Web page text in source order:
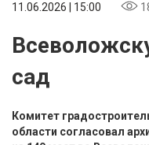
11.06.2026 | 15:00
сад
Комитет
области согласовал